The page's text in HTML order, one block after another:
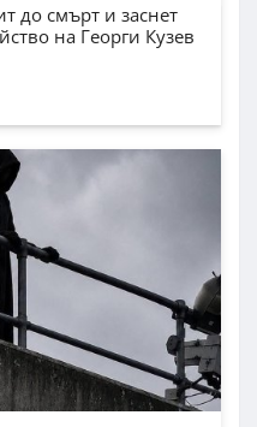
до смърт и заснет
на Георги Кузев